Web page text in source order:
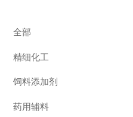
全部
精细化工
饲料添加剂
药用辅料